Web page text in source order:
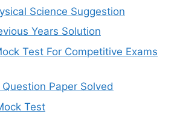
Science Suggestion
Years Solution
Test For Competitive Exams
Paper Solved
Test